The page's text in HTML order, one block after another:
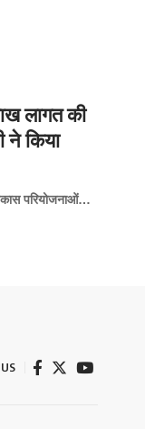
लागत की
ने किया
परियोजनाओं…